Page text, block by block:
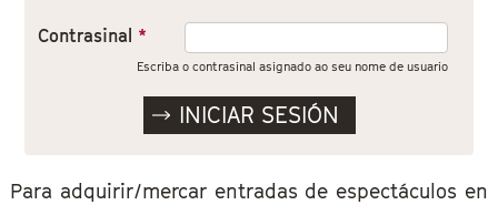
Contrasinal *
Escriba o contrasinal asignado ao seu nome de usuario
Para adquirir/mercar entradas de espectáculos en